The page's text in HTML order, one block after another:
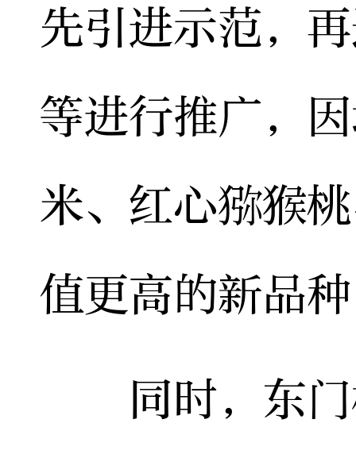
先引进示范，
等进行推广，
米、红心猕猴
值更高的新品
同时，东门